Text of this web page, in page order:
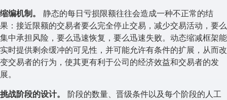
缩编机制。
静态的每日亏损限额往往会造成一种不正常的结
果：接近限额的交易者要么完全停止交易，减少交易活动，要么
集中承担风险，要么迅速恢复，要么迅速失败。动态缩减框架能
实时提供剩余缓冲的可见性，并可能允许有条件的扩展，从而改
变交易者的行为，使其更有利于公司的经济效益和交易者的发
展。
挑战阶段的设计。
阶段的数量、晋级条件以及每个阶段的人工